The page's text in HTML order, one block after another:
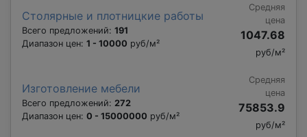
Столярные и плотницкие работы
Всего предложений: 191
Диапазон цен: 1 - 10000 руб/м²
Средняя
цена
1047.68
руб/м²
Изготовление мебели
Всего предложений: 272
Диапазон цен: 0 - 15000000 руб/м²
Средняя
цена
75853.9
руб/м²